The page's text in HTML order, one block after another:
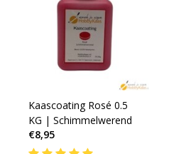
Kaascoating Rosé 0.5
KG | Schimmelwerend
€8,95